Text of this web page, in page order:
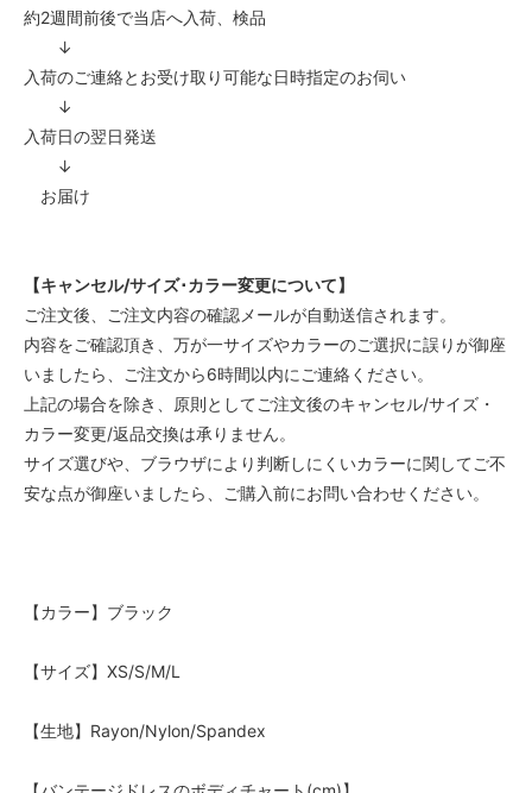
約2週間前後で当店へ入荷、検品
↓
入荷のご連絡とお受け取り可能な日時指定のお伺い
↓
入荷日の翌日発送
↓
お届け
【キャンセル/サイズ･カラー変更について】
ご注文後、ご注文内容の確認メールが自動送信されます。
内容をご確認頂き、万が一サイズやカラーのご選択に誤りが御座
いましたら、ご注文から6時間以内にご連絡ください。
上記の場合を除き、原則としてご注文後のキャンセル/サイズ・
カラー変更/返品交換は承りません。
サイズ選びや、ブラウザにより判断しにくいカラーに関してご不
安な点が御座いましたら、ご購入前にお問い合わせください。
【カラー】ブラック
【サイズ】XS/S/M/L
【生地】Rayon/Nylon/Spandex